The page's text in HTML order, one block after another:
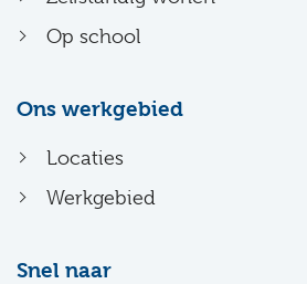
Op school
Ons werkgebied
Locaties
Werkgebied
Snel naar